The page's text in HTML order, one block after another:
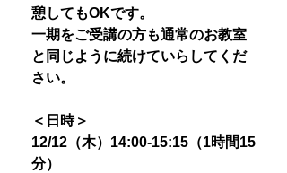
憩してもOKです。
一期をご受講の方も通常のお教室
と同じように続けていらしてくだ
さい。
＜日時＞
12/12（木）14:00-15:15（1時間15
分）